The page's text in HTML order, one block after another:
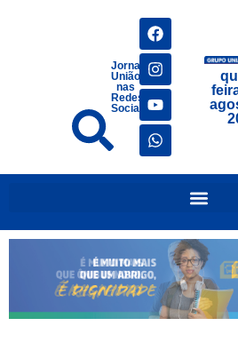
Jornais
União
nas
Redes
Sociais